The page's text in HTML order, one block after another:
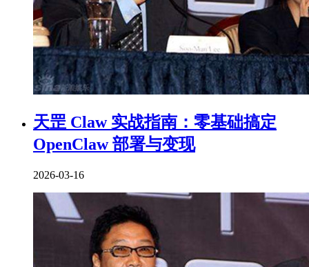
天罡 Claw 实战指南：零基础搞定
OpenClaw 部署与变现
2026-03-16